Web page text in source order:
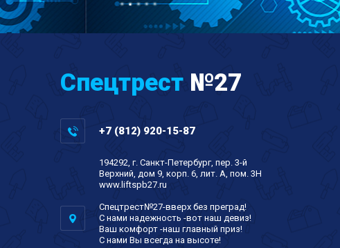
Спецтрест №27
+7 (812) 920-15-87
194292, г. Санкт-Петербург, пер. 3-й
Верхний, дом 9, корп. 6, лит. А, пом. 3Н
www.liftspb27.ru
Спецтрест№27-вверх без преград!
С нами надежность -вот наш девиз!
Ваш комфорт -наш главный приз!
С нами Вы всегда на высоте!